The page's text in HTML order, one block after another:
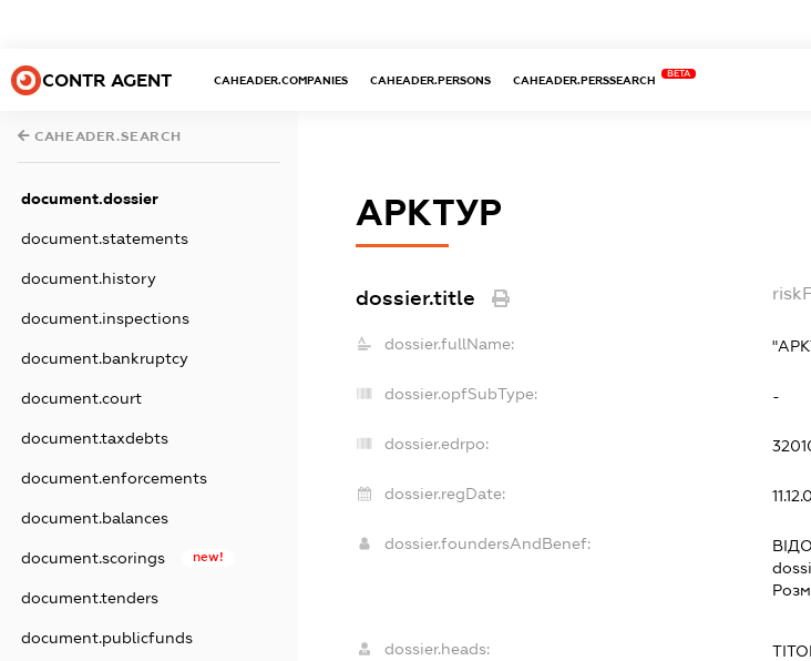
CONTR AGENT CAHEADER.COMPANIES CAHEADER.PERSONS CAHEADER.PERSSEARCH
BETA
CAHEADER.SEARCH
document.dossier
document.statements
document.history
document.inspections
document.bankruptcy
document.court
document.taxdebts
document.enforcements
document.balances
document.scorings new!
document.tenders
document.publicfunds
АРКТУР
dossier.title
dossier.fullName:
dossier.opfSubType: -
dossier.edrpo:
dossier.regDate:
dossier.foundersAndBenef:
dossier.heads: